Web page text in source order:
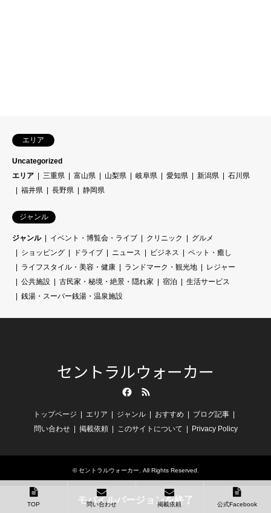
エリア
Uncategorized
エリア
三重県 富山県 山梨県 岐阜県 愛知県 新潟県
石川県
福井県
長野県 静岡県
ジャンル
ジャンル イベント・博覧会・ライブ クリニック
グルメ
ショッピング
ドライブ ニュース ビジネス
ペット・癒し
ライフスタイル・美容・健康
ランドマーク・観光地
レジャー
公共施設
古民家・秘境・絶景・隠れ家 宿泊
生活サービス
銭湯・スーパー銭湯・温泉施設
セントラルウォーカー
トップページ エリア ジャンル おすすめ
ブログ記事
問い合わせ
掲載依頼 このサイトについて Privacy Policy
©セントラルウォーカー . All Rights Reserved.
TOP 問い合わせ 掲載依頼 公式Facebook
モバイルバージョンを終了